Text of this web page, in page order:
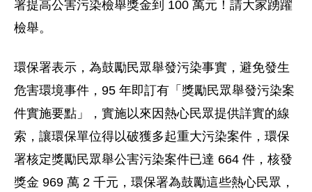
署提高公害污染檢舉獎金到 100 萬元！請大家踴躍
檢舉。
環保署表示，為鼓勵民眾舉發污染事實，避免發生
危害環境事件，95 年即訂有「獎勵民眾舉發污染案
件實施要點」，實施以來因熱心民眾提供詳實的線
索，讓環保單位得以破獲多起重大污染案件，環保
署核定獎勵民眾舉公害污染案件已達 664 件，核發
獎金 969 萬 2 千元，環保署為鼓勵這些熱心民眾，